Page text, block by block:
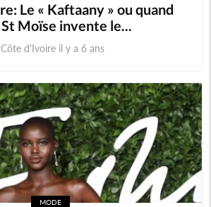
Le « Kaftaany » ou quand
St Moïse invente le...
Côte d'Ivoire il y a 6 ans
MODE